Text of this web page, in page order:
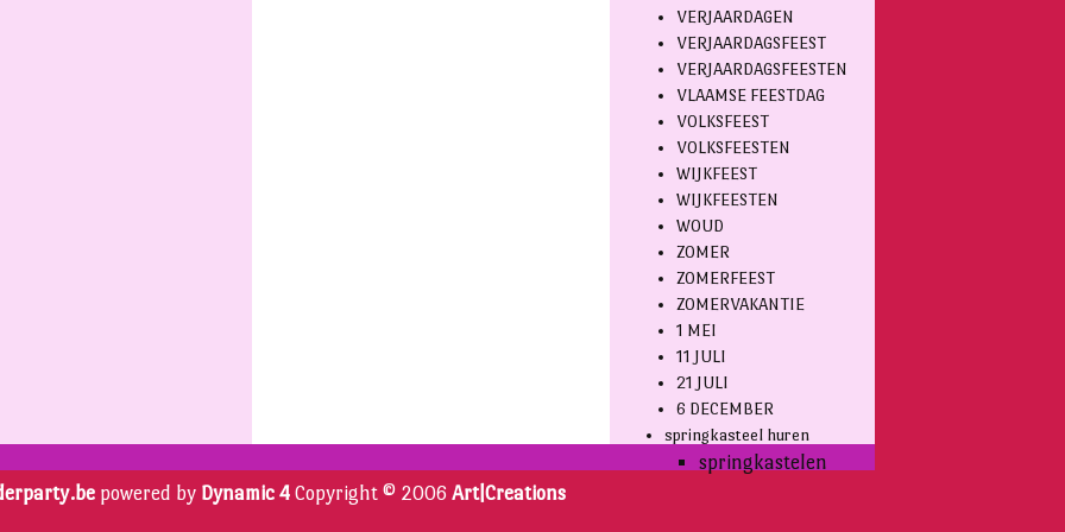
VERJAARDAGEN
VERJAARDAGSFEEST
VERJAARDAGSFEESTEN
VLAAMSE FEESTDAG
VOLKSFEEST
VOLKSFEESTEN
WIJKFEEST
WIJKFEESTEN
WOUD
ZOMER
ZOMERFEEST
ZOMERVAKANTIE
1 MEI
11 JULI
21 JULI
6 DECEMBER
springkasteel huren
springkastelen
powered by Dynamic 4 Copyright © 2006 Art|Creations